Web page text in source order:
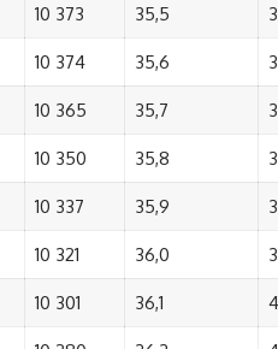
10 373 35,5
10 374 35,6
10 365 35,7
10 350 35,8
10 337 35,9
10 321 36,0
10 301 36,1